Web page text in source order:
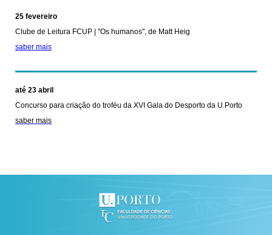
25 fevereiro
Clube de Leitura FCUP | "Os humanos", de Matt Heig
saber mais
até 23 abril
Concurso para criação do troféu da XVI Gala do Desporto da U.Porto
saber mais